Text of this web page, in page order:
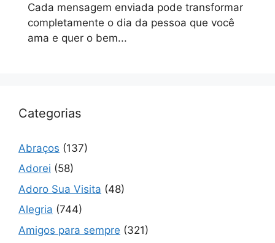
Cada mensagem enviada pode transformar
completamente o dia da pessoa que você
ama e quer o bem...
Categorias
Abraços (137)
Adorei (58)
Adoro Sua Visita (48)
Alegria (744)
Amigos para sempre (321)